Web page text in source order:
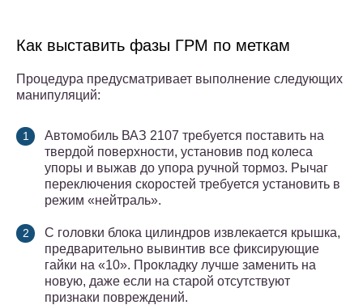
Как выставить фазы ГРМ по меткам
Процедура предусматривает выполнение следующих
манипуляций:
Автомобиль ВАЗ 2107 требуется поставить на
твердой поверхности, установив под колеса
упоры и выжав до упора ручной тормоз. Рычаг
переключения скоростей требуется установить в
режим «нейтраль».
С головки блока цилиндров извлекается крышка,
предварительно вывинтив все фиксирующие
гайки на «10». Прокладку лучше заменить на
новую, даже если на старой отсутствуют
признаки повреждений.